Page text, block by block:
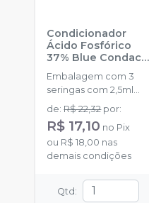
Condicionador
Ácido Fosfórico
37% Blue Condac-
FGM
Embalagem com 3
seringas com 2,5ml
cada uma e 3
ponteiras para
aplicação.
de:R$ 22,32 por:
R$ 17,10 no Pix
ou R$ 18,00 nas
demais condições
Qtd: